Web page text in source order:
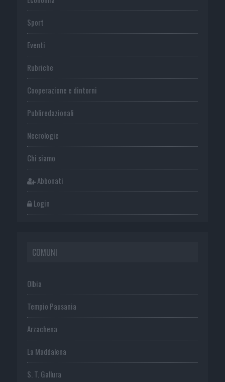
Sport
Eventi
Rubriche
Cooperazione e dintorni
Publiredazionali
Necrologie
Chi siamo
Abbonati
Login
COMUNI
Olbia
Tempio Pausania
Arzachena
La Maddalena
S. T. Gallura